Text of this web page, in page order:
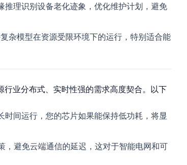
推理识别设备老化迹象，优化维护计划，避免
杂模型在资源受限环境下的运行，特别适合能
业分布式、实时性强的需求高度契合。以下
时间运行，您的芯片如果能保持低功耗，将显
，避免云端通信的延迟，这对于智能电网和可